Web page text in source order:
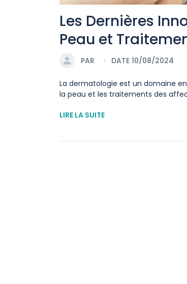
Les Dernières
Peau et
PAR DATE 10/08/2024
La dermatologie est un domaine
la peau et les traitements des
LIRE LA SUITE